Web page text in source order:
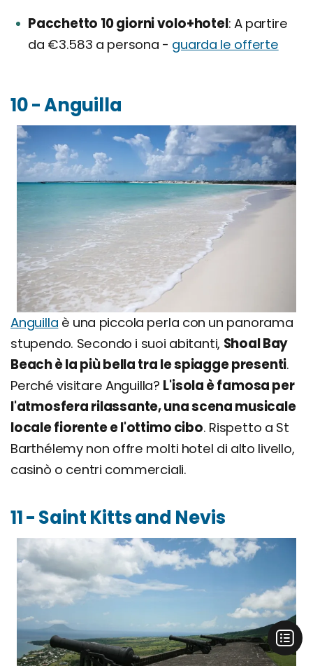
Pacchetto 10 giorni volo+hotel A partire
da €3.583 a persona - guarda le offerte
10 - Anguilla
Anguilla è una piccola perla con un panorama
stupendo. Secondo i suoi abitanti, Shoal Bay
Beach è la più bella tra le spiagge presenti.
Perché visitare Anguilla? L'isola è famosa per
l'atmosfera rilassante, una scena musicale
locale fiorente e l'ottimo cibo. Rispetto a St
Barthélemy non offre molti hotel di alto livello,
casinò o centri commerciali.
11 - Saint Kitts and Nevis